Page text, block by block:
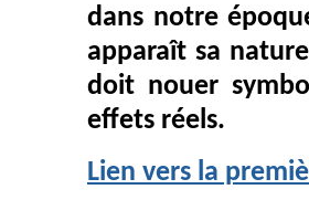
dans notre
apparaît sa
doit nouer
effets réels.
Lien vers la